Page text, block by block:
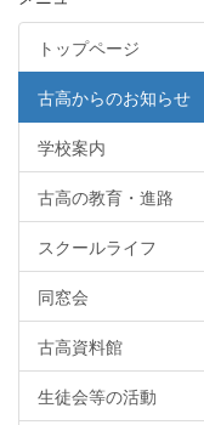
トップページ
古高からのお知らせ
学校案内
古高の教育・進路
スクールライフ
同窓会
古高資料館
生徒会等の活動